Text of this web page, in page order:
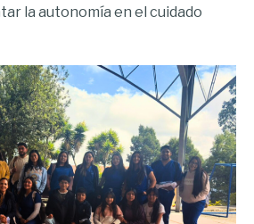
la autonomía en el cuidado